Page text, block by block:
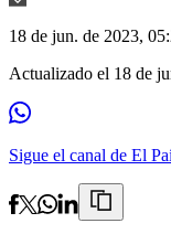
18 de jun. de 2023,
Actualizado el 18 de
Sigue el canal de El